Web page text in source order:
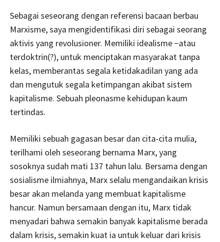
Sebagai seseorang dengan referensi bacaan berbau
Marxisme, saya mengidentifikasi diri sebagai seorang
aktivis yang revolusioner. Memiliki idealisme −atau
terdoktrin(?), untuk menciptakan masyarakat tanpa
kelas, memberantas segala ketidakadilan yang ada
dan mengutuk segala ketimpangan akibat sistem
kapitalisme. Sebuah pleonasme kehidupan kaum
tertindas.
Memiliki sebuah gagasan besar dan cita-cita mulia,
terilhami oleh seseorang bernama Marx, yang
sosoknya sudah mati 137 tahun lalu. Bersama dengan
sosialisme ilmiahnya, Marx selalu mengandaikan krisis
besar akan melanda yang membuat kapitalisme
hancur. Namun bersamaan dengan itu, Marx tidak
menyadari bahwa semakin banyak kapitalisme berada
dalam krisis, semakin kuat ia untuk keluar dari krisis